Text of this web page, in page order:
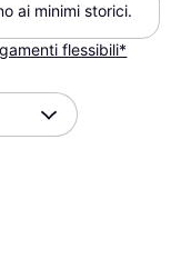
Tutte le
ai minimi storici.
flessibili*